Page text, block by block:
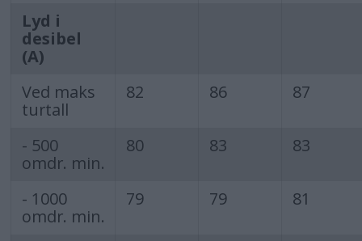
Lyd i
desibel
(A)
Ved maks
turtall
82 86 87
- 500
omdr. min.
80 83 83
- 1000
omdr. min.
79 79 81